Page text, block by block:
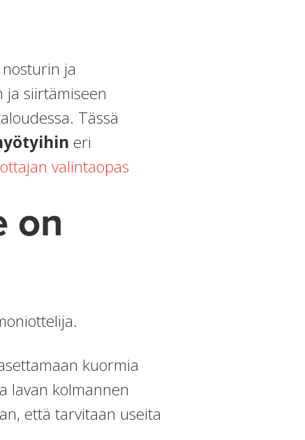
ja
ja siirtämiseen
Tässä
eri
valintaopas
on
kuormia
lavan kolmannen
että tarvitaan useita